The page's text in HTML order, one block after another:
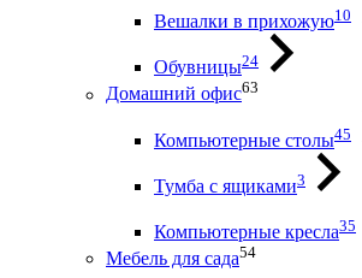
Вешалки в прихожую10
Обувницы24
Домашний офис63
Компьютерные столы45
Тумба с ящиками3
Компьютерные кресла35
Мебель для сада54